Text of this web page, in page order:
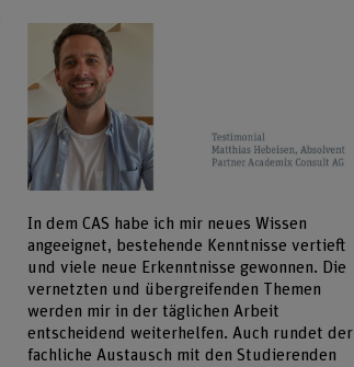
In dem CAS habe ich mir neues Wissen
angeeignet, bestehende Kenntnisse vertieft
und viele neue Erkenntnisse gewonnen. Die
vernetzten und übergreifenden Themen
werden mir in der täglichen Arbeit
entscheidend weiterhelfen. Auch rundet der
fachliche Austausch mit den Studierenden